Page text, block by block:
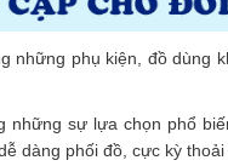
những phụ kiện, đồ dùng
những sự lựa chọn phổ
dàng phối đồ, cực kỳ thoải